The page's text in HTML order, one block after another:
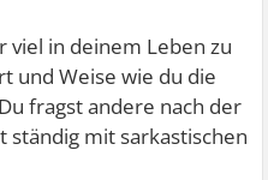
viel in deinem Leben zu
und Weise wie du die
fragst andere nach der
mit sarkastischen